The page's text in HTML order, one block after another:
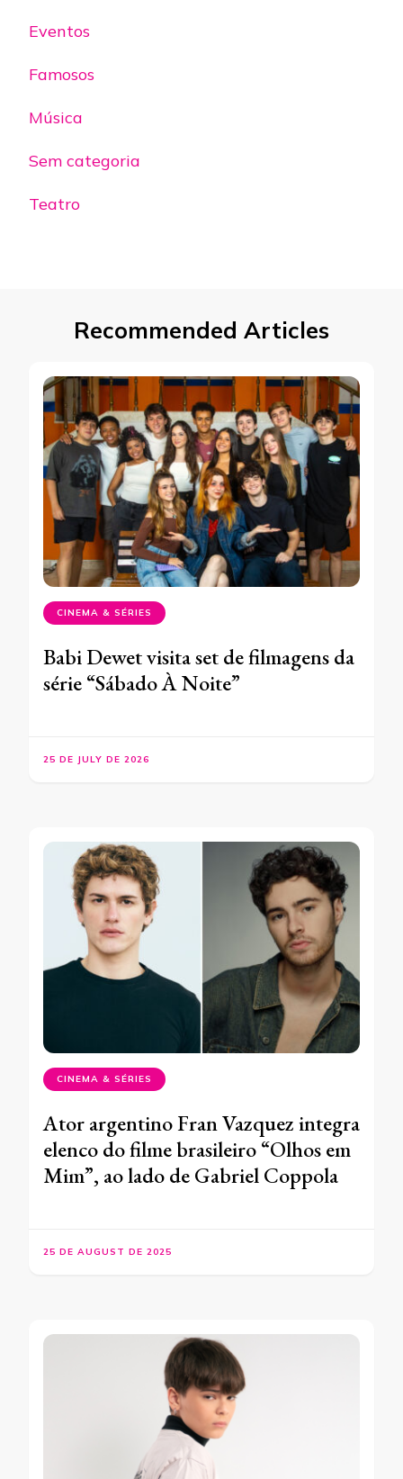
Eventos
Famosos
Música
Sem categoria
Teatro
Recommended Articles
CINEMA & SÉRIES
Babi Dewet visita set de filmagens da
série “Sábado À Noite”
25 DE JULY DE 2026
CINEMA & SÉRIES
Ator argentino Fran Vazquez integra
elenco do filme brasileiro “Olhos em
Mim”, ao lado de Gabriel Coppola
25 DE AUGUST DE 2025